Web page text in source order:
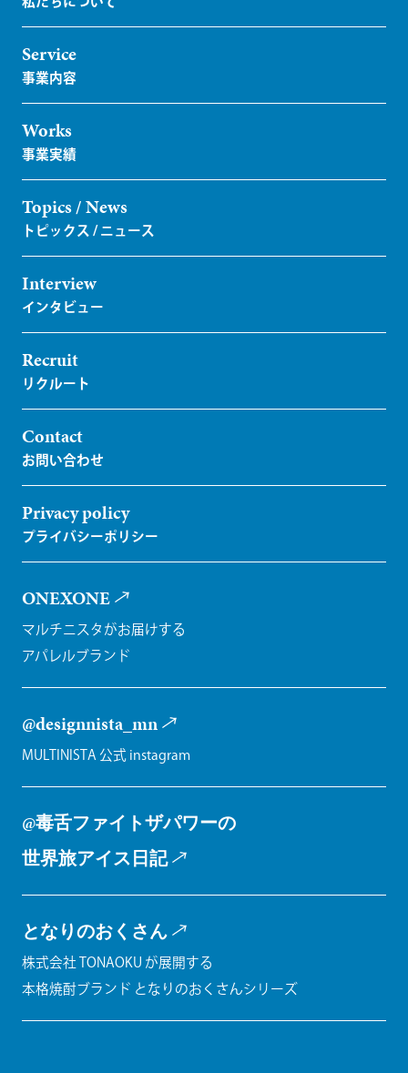
Service
Works
Topics / News
Interview
Recruit
Contact
Privacy policy
ONEXONE
マルチニスタがお届けする
アパレルブランド
@designnista_mn
MULTINISTA 公式 instagram
@毒舌ファイトザパワーの
世界旅アイス日記
となりのおくさん
株式会社 TONAOKU が展開する
本格焼酎ブランド となりのおくさんシリーズ